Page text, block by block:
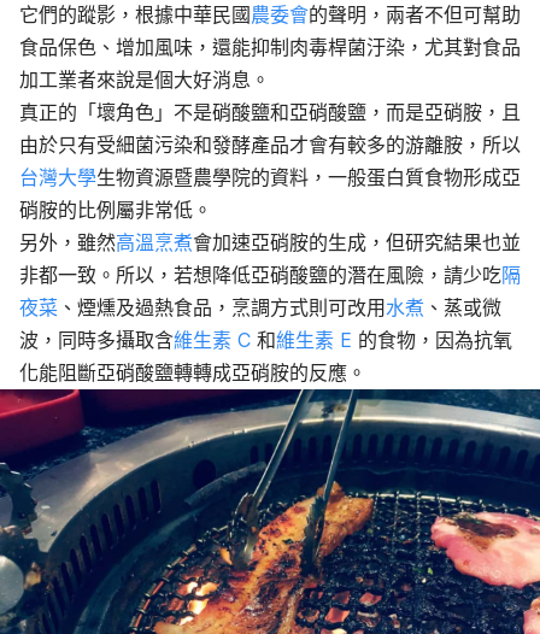
它們的蹤影，根據中華民國農委會的聲明，兩者不但可幫助
食品保色、增加風味，還能抑制肉毒桿菌汙染，尤其對食品
加工業者來說是個大好消息。
真正的「壞角色」不是硝酸鹽和亞硝酸鹽，而是亞硝胺，且
由於只有受細菌污染和發酵產品才會有較多的游離胺，所以
台灣大學生物資源暨農學院的資料，一般蛋白質食物形成亞
硝胺的比例屬非常低。
另外，雖然高溫烹煮會加速亞硝胺的生成，但研究結果也並
非都一致。所以，若想降低亞硝酸鹽的潛在風險，請少吃隔
夜菜 、煙燻及過熱食品，烹調方式則可改用水煮 、蒸或微
波，同時多攝取含維生素 C 和維生素 E 的食物，因為抗氧
化能阻斷亞硝酸鹽轉轉成亞硝胺的反應。